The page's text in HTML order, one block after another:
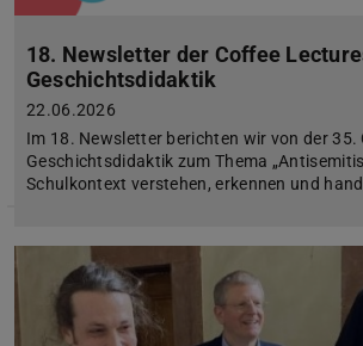
18. Newsletter der Coffee
Geschichtsdidaktik
22.06.2026
Im 18. Newsletter berichten wir von der 35.
Geschichtsdidaktik zum Thema
Schulkontext verstehen, erkennen und